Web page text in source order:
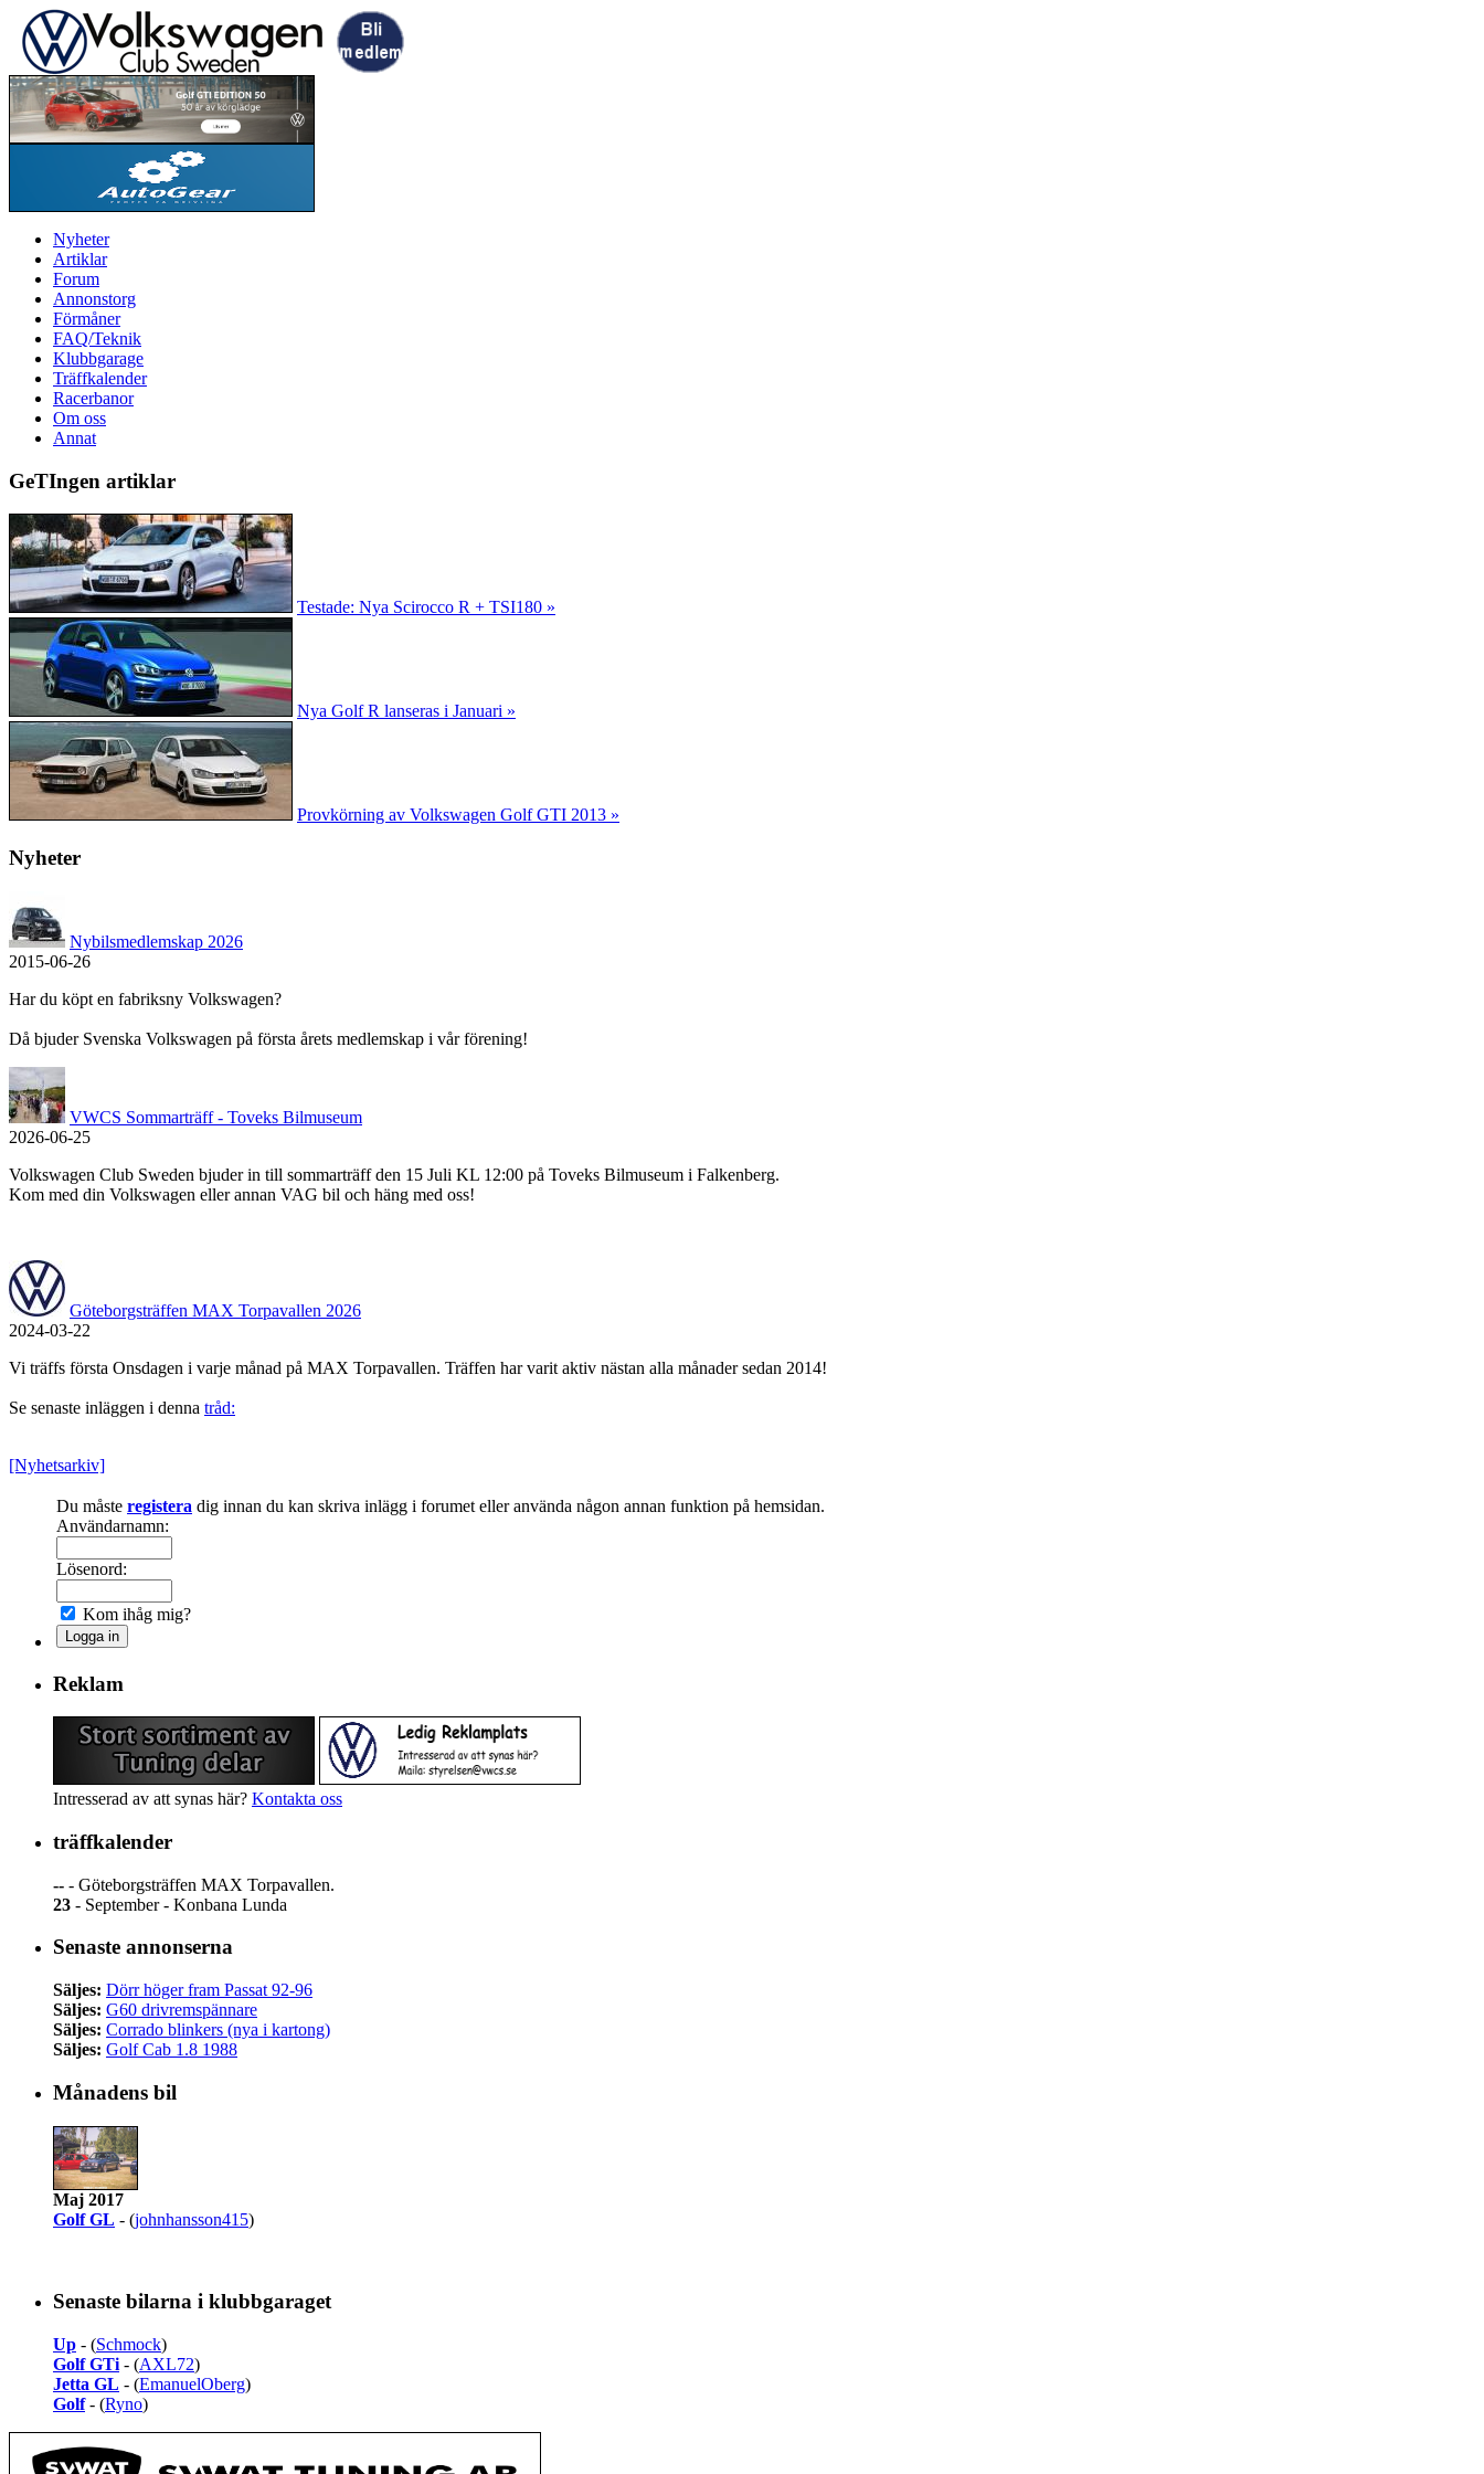
Nyheter
Artiklar
Forum
Annonstorg
Förmåner
FAQ/Teknik
Klubbgarage
Träffkalender
Racerbanor
Om oss
Annat
GeTIngen artiklar
Testade: Nya Scirocco R + TSI180 »
Nya Golf R lanseras i Januari »
Provkörning av Volkswagen Golf GTI 2013 »
Nyheter
Nybilsmedlemskap 2026
2015-06-26
Har du köpt en fabriksny Volkswagen?
Då bjuder Svenska Volkswagen på första årets medlemskap i vår förening!
VWCS Sommarträff - Toveks Bilmuseum
2026-06-25
Volkswagen Club Sweden bjuder in till sommarträff den 15 Juli KL 12:00 på Toveks Bilmuseum i Falkenberg.
Kom med din Volkswagen eller annan VAG bil och häng med oss!
Göteborgsträffen MAX Torpavallen 2026
2024-03-22
Vi träffs första Onsdagen i varje månad på MAX Torpavallen. Träffen har varit aktiv nästan alla månader sedan 2014!
Se senaste inläggen i denna tråd:
[Nyhetsarkiv]
Du måste registera dig innan du kan skriva inlägg i forumet eller använda någon annan funktion på hemsidan.
Användarnamn:
Lösenord:
Kom ihåg mig?
Reklam
Intresserad av att synas här? Kontakta oss
träffkalender
-- - Göteborgsträffen MAX Torpavallen.
23 - September - Konbana Lunda
Senaste annonserna
Säljes: Dörr höger fram Passat 92-96
Säljes: G60 drivremspännare
Säljes: Corrado blinkers (nya i kartong)
Säljes: Golf Cab 1.8 1988
Månadens bil
Maj 2017
Golf GL - (johnhansson415)
Senaste bilarna i klubbgaraget
Up - (Schmock)
Golf GTi - (AXL72)
Jetta GL - (EmanuelOberg)
Golf- (Ryno)